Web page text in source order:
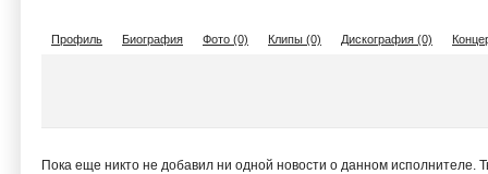
Профиль Биография Фото (0) Клипы (0) Дискография (0)
Пока еще никто не добавил ни одной новости о данном